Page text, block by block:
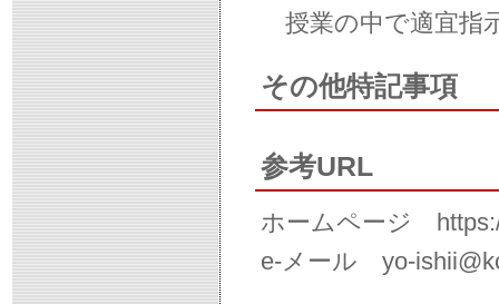
授業の中で適宜指
その他特記事項
参考URL
ホームページ
e-メール yo-